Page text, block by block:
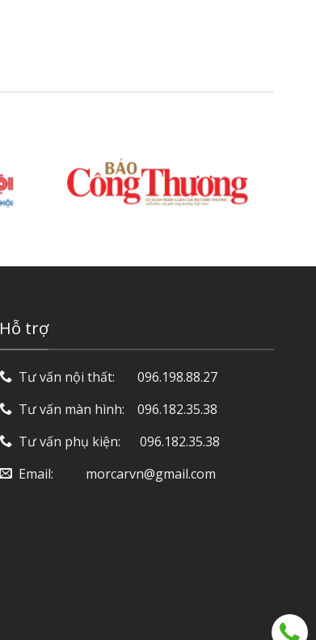
Hỗ trợ
Tư vấn nội thất: ‎ ‎ ‎ ‎ ‎ ‎ 096.198.88.27
Tư vấn màn hình: ‎ ‎ ‎ 096.182.35.38
Tư vấn phụ kiện: ‎ ‎ ‎ ‎‎ ‎ 096.182.35.38
Email: ‎ ‎ ‎ ‎ ‎ ‎ ‎ ‎ ‎ morcarvn@gmail.com